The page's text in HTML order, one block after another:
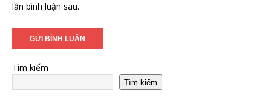
lần bình luận sau.
Tìm kiếm
Tìm kiếm